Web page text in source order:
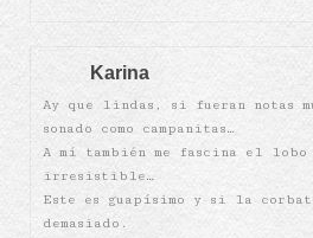
Karina
Ay que lindas, si fueran notas
sonado como campanitas…
A mí también me fascina el
irresistible…
Este es guapísimo y si la
demasiado.